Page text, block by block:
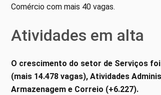
Comércio com mais 40 vagas.
Atividades em alta
O crescimento do setor de Serviços
(mais 14.478 vagas), Atividades
Armazenagem e Correio (+6.227).